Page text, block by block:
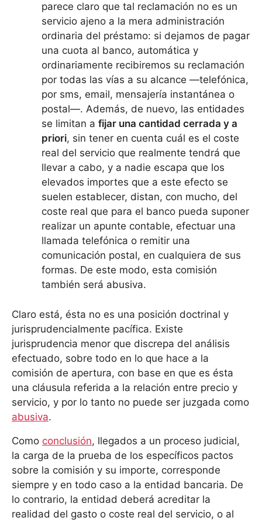
parece claro que tal reclamación no es un
servicio ajeno a la mera administración
ordinaria del préstamo: si dejamos de pagar
una cuota al banco, automática y
ordinariamente recibiremos su reclamación
por todas las vías a su alcance —telefónica,
por sms, email, mensajería instantánea o
postal—. Además, de nuevo, las entidades
se limitan a fijar una cantidad cerrada y a
priori, sin tener en cuenta cuál es el coste
real del servicio que realmente tendrá que
llevar a cabo, y a nadie escapa que los
elevados importes que a este efecto se
suelen establecer, distan, con mucho, del
coste real que para el banco pueda suponer
realizar un apunte contable, efectuar una
llamada telefónica o remitir una
comunicación postal, en cualquiera de sus
formas. De este modo, esta comisión
también será abusiva.
Claro está, ésta no es una posición doctrinal y
jurisprudencialmente pacífica. Existe
jurisprudencia menor que discrepa del análisis
efectuado, sobre todo en lo que hace a la
comisión de apertura, con base en que es ésta
una cláusula referida a la relación entre precio y
servicio, y por lo tanto no puede ser juzgada como
abusiva.
Como conclusión, llegados a un proceso judicial,
la carga de la prueba de los específicos pactos
sobre la comisión y su importe, corresponde
siempre y en todo caso a la entidad bancaria. De
lo contrario, la entidad deberá acreditar la
realidad del gasto o coste real del servicio, o al